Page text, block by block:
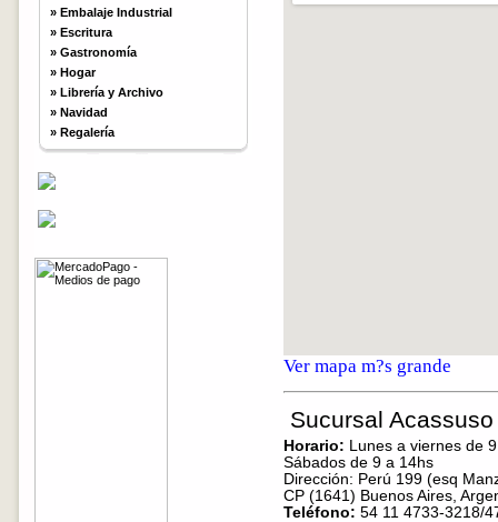
» Embalaje Industrial
» Escritura
» Gastronomía
» Hogar
» Librería y Archivo
» Navidad
» Regalería
Ver mapa m?s grande
Sucursal Acassuso
Horario: Lunes a viernes de
Sábados de 9 a 14hs
Dirección: Perú 199 (esq
CP (1641) Buenos Aires,
Teléfono: 54 11 4733-3218/